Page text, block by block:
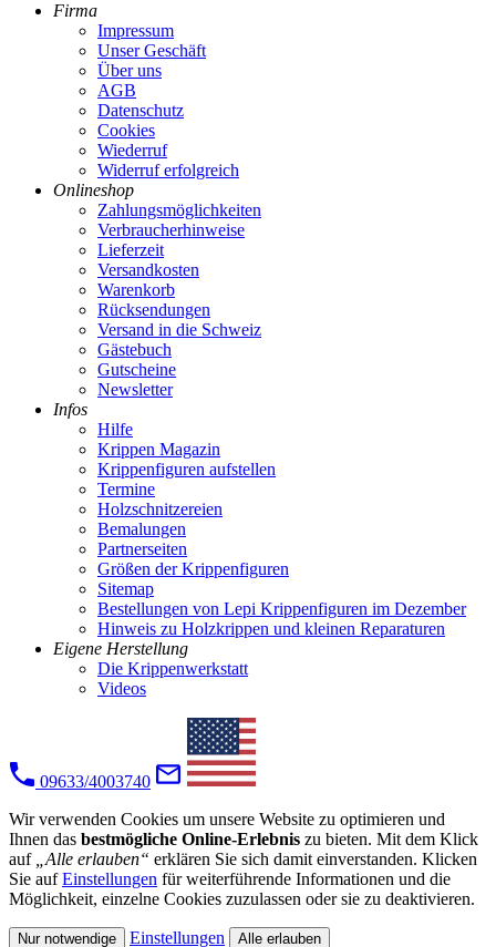
Firma
Impressum
Unser Geschäft
Über uns
AGB
Datenschutz
Cookies
Wiederruf
Widerruf erfolgreich
Onlineshop
Zahlungsmöglichkeiten
Verbraucherhinweise
Lieferzeit
Versandkosten
Warenkorb
Rücksendungen
Versand in die Schweiz
Gästebuch
Gutscheine
Newsletter
Infos
Hilfe
Krippen Magazin
Krippenfiguren aufstellen
Termine
Holzschnitzereien
Bemalungen
Partnerseiten
Größen der Krippenfiguren
Sitemap
Bestellungen von Lepi Krippenfiguren im Dezember
Hinweis zu Holzkrippen und kleinen Reparaturen
Eigene Herstellung
Die Krippenwerkstatt
Videos
09633/4003740
Wir verwenden Cookies um unsere Website zu optimieren und
Ihnen das bestmögliche Online-Erlebnis zu bieten. Mit dem Klick
auf
„Alle erlauben“ erklären Sie sich damit einverstanden. Klicken
Sie aufEinstellungen für weiterführende Informationen und die
Möglichkeit, einzelne Cookies zuzulassen oder sie zu deaktivieren.
Nur notwendige Einstellungen Alle erlauben